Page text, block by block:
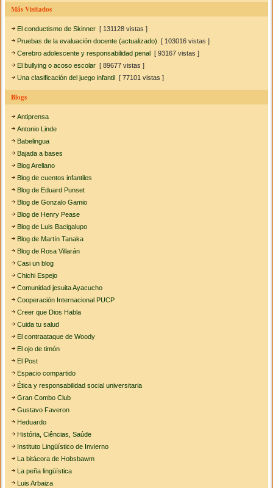
Más Visitados
El conductismo de Skinner [ 131128 vistas ]
Pruebas de la evaluación docente (actualizado) [ 103016 vistas ]
Cerebro adolescente y responsabilidad penal [ 93167 vistas ]
El bullying o acoso escolar [ 89677 vistas ]
Una clasificación del juego infantil [ 77101 vistas ]
Blogs
Antiprensa
Antonio Linde
Babelingua
Bajada a bases
Blog Arellano
Blog de cuentos infantiles
Blog de Eduard Punset
Blog de Gonzalo Gamio
Blog de Henry Pease
Blog de Luis Bacigalupo
Blog de Martín Tanaka
Blog de Rosa Villarán
Casi un blog
Chichi Espejo
Comunidad jesuita Ayacucho
Cooperación Internacional PUCP
Creer que Dios Habla
Cuida tu salud
El contraataque de Woody
El ojo de timón
El Post
Espacio compartido
Ética y responsabilidad social universitaria
Gran Combo Club
Gustavo Faveron
Heduardo
História, Ciências, Saúde
Instituto Lingüístico de Invierno
La bitácora de Hobsbawm
La peña lingüística
Luis Arbaiza